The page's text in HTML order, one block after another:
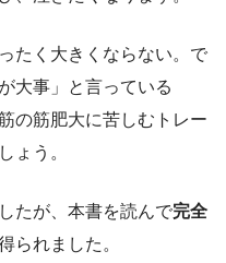
たく大きくならない。で
大事」と言っている
の筋肥大に苦しむトレー
ょう。
たが、本書を読んで完全
られました。